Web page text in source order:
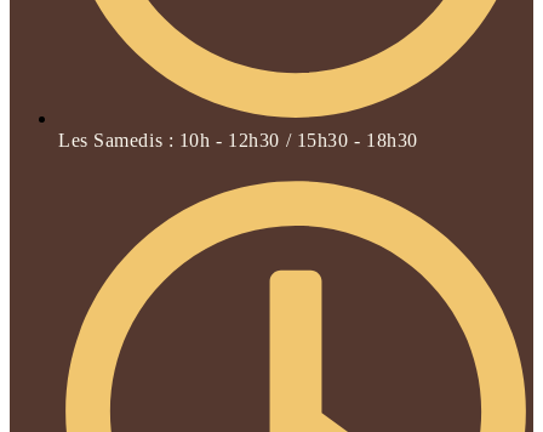
Les Samedis : 10h - 12h30 / 15h30 - 18h30